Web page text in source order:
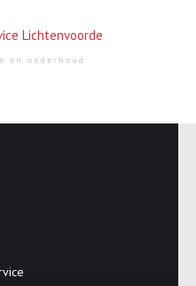
en onderhoud